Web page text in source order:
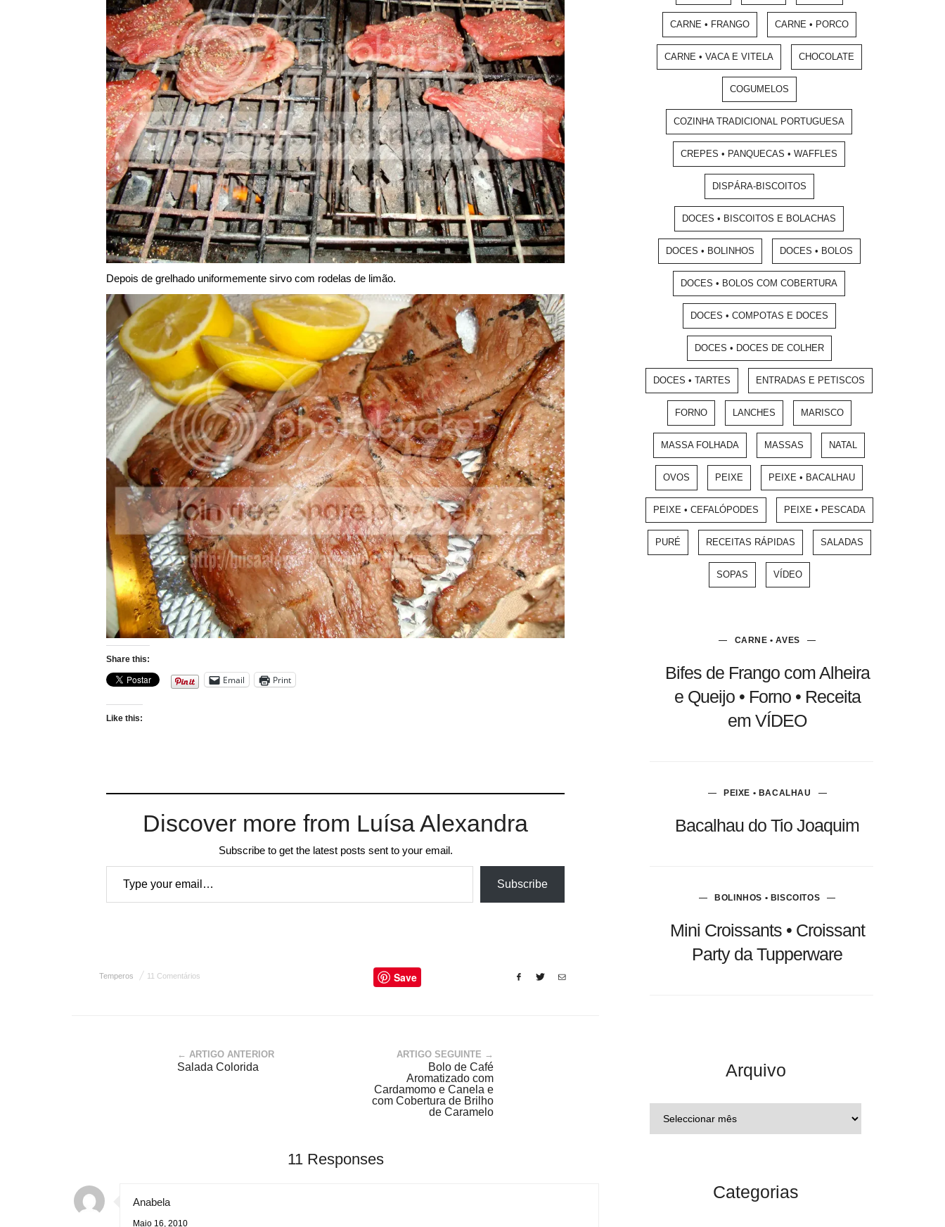
Depois de grelhado uniformemente sirvo com rodelas de limão.
Share this:
Email Print
Like this:
Discover more from Luísa Alexandra
Subscribe to get the latest posts sent to your email.
Type your email…
Subscribe
Temperos 11 Comentários Save
← ARTIGO ANTERIOR
Salada Colorida
ARTIGO SEGUINTE →
Bolo de Café
Aromatizado com
Cardamomo e Canela e
com Cobertura de Brilho
de Caramelo
11 Responses
Anabela
Maio 16, 2010
CARNE • FRANGO CARNE • PORCO
CARNE • VACA E VITELA CHOCOLATE
COGUMELOS
COZINHA TRADICIONAL PORTUGUESA
CREPES • PANQUECAS • WAFFLES
DISPÁRA-BISCOITOS
DOCES • BISCOITOS E BOLACHAS
DOCES • BOLINHOS DOCES • BOLOS
DOCES • BOLOS COM COBERTURA
DOCES • COMPOTAS E DOCES
DOCES • DOCES DE COLHER
DOCES • TARTES ENTRADAS E PETISCOS
FORNO LANCHES MARISCO
MASSA FOLHADA MASSAS NATAL
OVOS PEIXE PEIXE • BACALHAU
PEIXE • CEFALÓPODES PEIXE • PESCADA
PURÉ RECEITAS RÁPIDAS SALADAS
SOPAS VÍDEO
CARNE • AVES
Bifes de Frango com Alheira
e Queijo • Forno • Receita
em VÍDEO
PEIXE • BACALHAU
Bacalhau do Tio Joaquim
BOLINHOS • BISCOITOS
Mini Croissants • Croissant
Party da Tupperware
Arquivo
Categorias